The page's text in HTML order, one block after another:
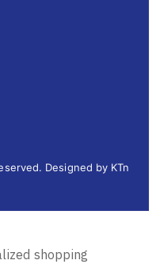
Designed by KTn
shopping